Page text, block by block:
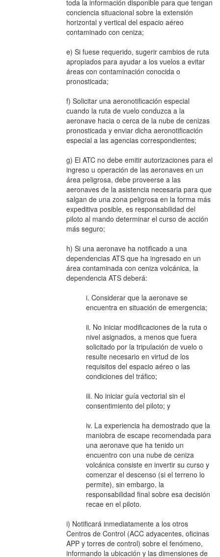
toda la información disponible para que tengan
conciencia situacional sobre la extensión
horizontal y vertical del espacio aéreo
contaminado con ceniza;
e) Si fuese requerido, sugerir cambios de ruta
apropiados para ayudar a los vuelos a evitar
áreas con contaminación conocida o
pronosticada;
f) Solicitar una aeronotificación especial
cuando la ruta de vuelo conduzca a la
aeronave hacia o cerca de la nube de cenizas
pronosticada y enviar dicha aeronotificación
especial a las agencias correspondientes;
g) El ATC no debe emitir autorizaciones para el
ingreso u operación de las aeronaves en un
área peligrosa, debe proveerse a las
aeronaves de la asistencia necesaria para que
salgan de una zona peligrosa en la forma más
expeditiva posible, es responsabilidad del
piloto al mando determinar el curso de acción
más seguro;
h) Si una aeronave ha notificado a una
dependencias ATS que ha ingresado en un
área contaminada con ceniza volcánica, la
dependencia ATS deberá:
i. Considerar que la aeronave se
encuentra en situación de emergencia;
ii. No iniciar modificaciones de la ruta o
nivel asignados, a menos que fuera
solicitado por la tripulación de vuelo o
resulte necesario en virtud de los
requisitos del espacio aéreo o las
condiciones del tráfico;
iii. No iniciar guía vectorial sin el
consentimiento del piloto; y
iv. La experiencia ha demostrado que la
maniobra de escape recomendada para
una aeronave que ha tenido un
encuentro con una nube de ceniza
volcánica consiste en invertir su curso y
comenzar el descenso (si el terreno lo
permite), sin embargo, la
responsabilidad final sobre esa decisión
recae en el piloto.
i) Notificará inmediatamente a los otros
Centros de Control (ACC adyacentes, oficinas
APP y torres de control) sobre el fenómeno,
informando la ubicación y las dimensiones de